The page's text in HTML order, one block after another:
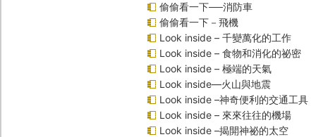
偷偷看一下──消防車
偷偷看一下－飛機
Look inside – 千變萬化的工作
Look inside – 食物和消化的祕密
Look inside – 極端的天氣
Look inside—火山與地震
Look inside –神奇便利的交通工具
Look inside – 來來往往的機場
Look inside –揭開神祕的太空